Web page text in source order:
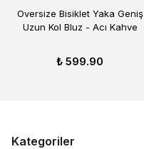
Oversize Bisiklet Yaka Geniş
Uzun Kol Bluz - Acı Kahve
₺ 599.90
Kategoriler